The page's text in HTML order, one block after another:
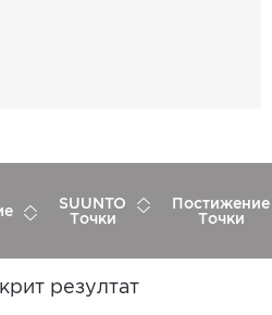
SUUNTO
Точки
Постижение
Точки
резултат